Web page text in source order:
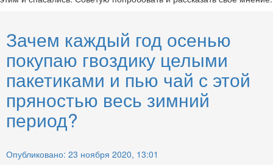
Зачем каждый год осенью
покупаю гвоздику целыми
пакетиками и пью чай с этой
пряностью весь зимний
период?
Опубликовано: 23 ноября 2020, 13:01